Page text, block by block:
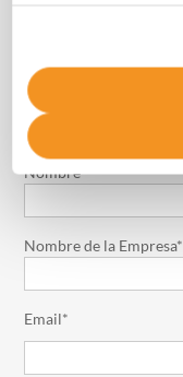
Nombre*
Nombre de la Empresa*
Email*